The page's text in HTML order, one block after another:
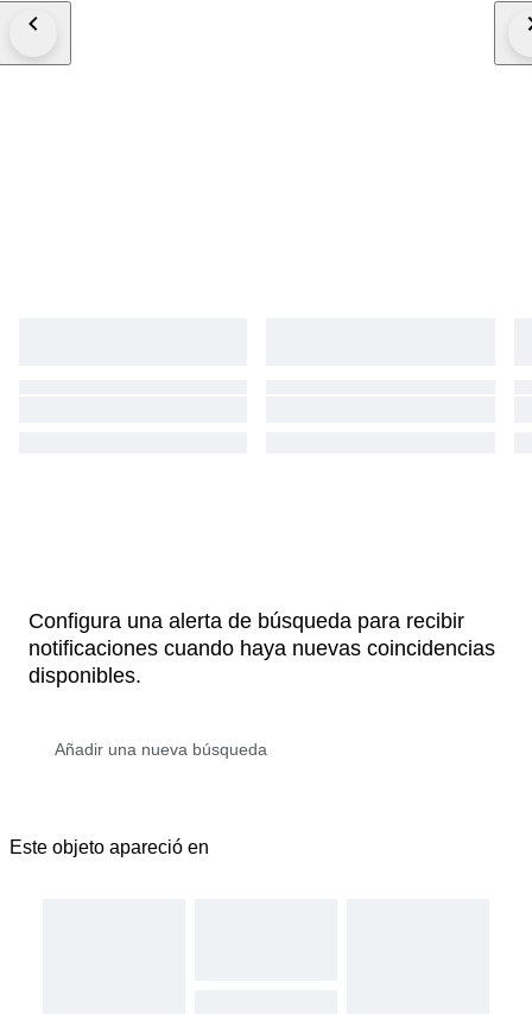
Configura una alerta de búsqueda para recibir
notificaciones cuando haya nuevas coincidencias
disponibles.
Este objeto apareció en